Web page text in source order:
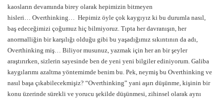
kaosların devamında birey olarak hepimizin bitmeyen
hisleri… Overthinking… Hepimiz öyle çok kaygıyız ki bu durumla nasıl,
baş edeceğimizi çoğumuz hiç bilmiyoruz. Tıpta her davranışın, her
anormalliğin bir karşılığı olduğu gibi bu yaşadığımız sıkıntının da adı,
Overthinking miş… Biliyor musunuz, yazmak için her an bir şeyler
araştırırken, sizlerin sayesinde ben de yeni yeni bilgiler ediniyorum. Galiba
kaygılarımı azaltma yöntemimde benim bu. Pek, neymiş bu Overthinking ve
nasıl başa çıkabilecekmişiz? “Overthinking” yani aşırı düşünme, kişinin bir
konu üzerinde sürekli ve yorucu şekilde düşünmesi, zihinsel olarak aynı